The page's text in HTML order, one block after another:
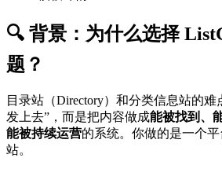
🔍 背景：为什么选择
题？
目录站（Directory）和分类信息站的难
发上去”，而是把内容做成能被找到、
能被持续运营的系统。你做的是一个
站。